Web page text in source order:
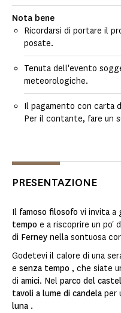
Nota bene
Ricordarsi di portare il
posate.
Tenuta dell'evento
meteorologiche.
Il pagamento con carta
Per il contante, fare un
PRESENTAZIONE
Il famoso filosofo vi invita a
tempo e a riscoprire un po'
di Ferney nella sontuosa
Godetevi il calore di una
e senza tempo , che siate
di amici. Nel parco del
tavoli a lume di candela per
luna .